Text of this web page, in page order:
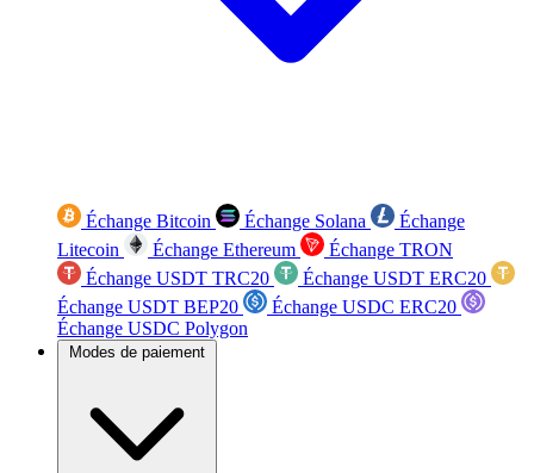
Échange Bitcoin Échange Solana
Échange
Litecoin
Échange Ethereum
Échange TRON
Échange USDT TRC20
Échange USDT ERC20
Échange USDT BEP20
Échange USDC ERC20
Échange USDC Polygon
Modes de paiement